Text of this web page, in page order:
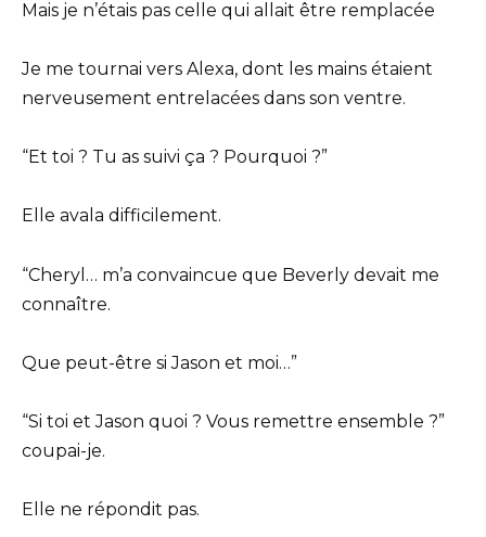
Mais je n’étais pas celle qui allait être remplacée
Je me tournai vers Alexa, dont les mains étaient
nerveusement entrelacées dans son ventre.
“Et toi ? Tu as suivi ça ? Pourquoi ?”
Elle avala difficilement.
“Cheryl… m’a convaincue que Beverly devait me
connaître.
Que peut-être si Jason et moi…”
“Si toi et Jason quoi ? Vous remettre ensemble ?”
coupai-je.
Elle ne répondit pas.